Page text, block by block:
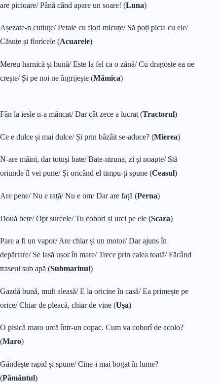
are picioare/ Până când apare un soare! (Luna)
Așezate-n cutiuțe/ Petale cu flori micuțe/ Să poți picta cu ele/
Căsuțe și floricele (Acuarele)
Mereu harnică și bună/ Este la fel ca o zână/ Cu dragoste ea ne
crește/ Și pe noi ne îngrijește (Mămica)
Fân la iesle n-a mâncat/ Dar cât zece a lucrat (Tractorul)
Ce e dulce și mai dulce/ Și prin bâzâit se-aduce? (Mierea)
N-are mâini, dar totuși bate/ Bate-ntruna, zi și noapte/ Stă
oriunde îl vei pune/ Și oricând el timpu-ți spune (Ceasul)
Are pene/ Nu e rață/ Nu e om/ Dar are față (Perna)
Două bețe/ Opt surcele/ Tu cobori și urci pe ele (Scara)
Pare a fi un vapor/ Are chiar și un motor/ Dar ajuns în
depărtare/ Se lasă ușor în mare/ Trece prin calea toată/ Făcând
traseul sub apă (Submarinul)
Gazdă bună, mult aleasă/ E la oricine în casă/ Ea primește pe
orice/ Chiar de pleacă, chiar de vine (Ușa)
O pisică maro urcă într-un copac. Cum va coborî de acolo?
(Maro)
Gândește rapid și spune/ Cine-i mai bogat în lume?
(Pământul)